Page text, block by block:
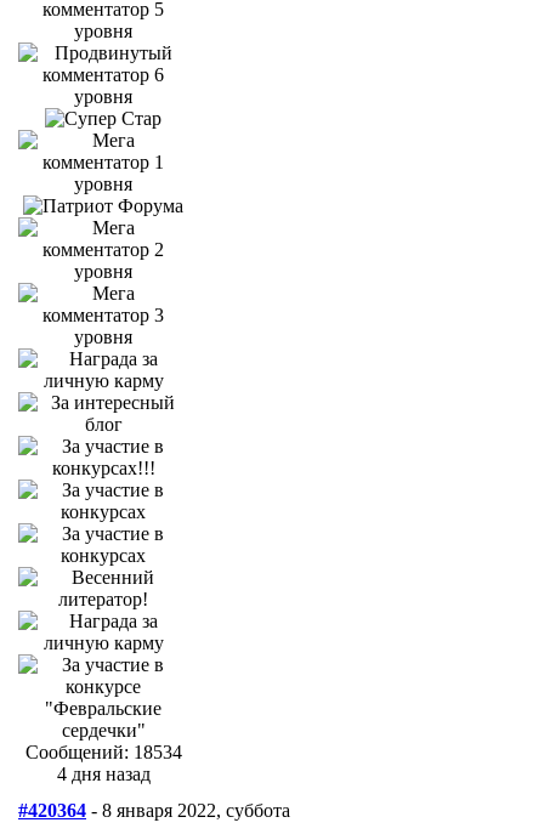
Сообщений: 18534
4 дня назад
#420364 - 8 января 2022, суббота